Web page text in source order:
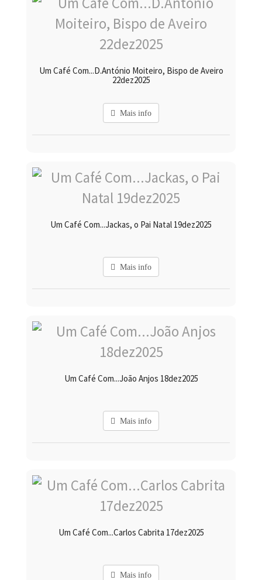
Um Café Com...D.António Moiteiro, Bispo de Aveiro
22dez2025
Mais info
Um Café Com...Jackas, o Pai Natal 19dez2025
Mais info
Um Café Com...João Anjos 18dez2025
Mais info
Um Café Com...Carlos Cabrita 17dez2025
Mais info